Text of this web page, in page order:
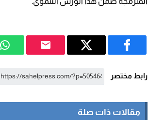
رابط مختصر
مقالات ذات صلة